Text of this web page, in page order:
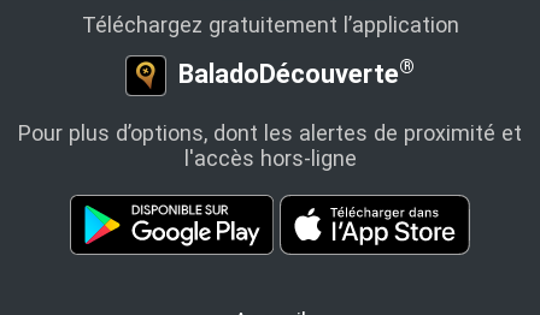
Téléchargez gratuitement l’application
BaladoDécouverte®
Pour plus d’options, dont les alertes de proximité et
l'accès hors-ligne